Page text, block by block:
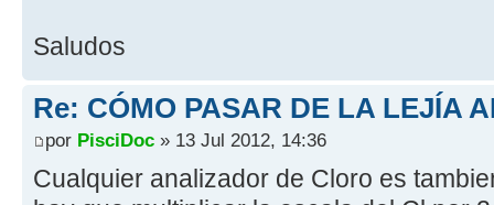
Saludos
Re: CÓMO PASAR DE LA LEJÍA
por PisciDoc » 13 Jul 2012, 14:36
Cualquier analizador de Cloro es